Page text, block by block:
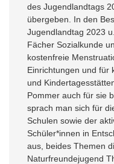
des Jugendlandtags
übergeben. In den
Jugendlandtag 2023
Fächer Sozialkunde
kostenfreie
Einrichtungen und für
und
Pommer auch für sie
sprach man sich für
Schulen sowie der
Schüler*innen in
aus, beides Themen
Naturfreundejugend